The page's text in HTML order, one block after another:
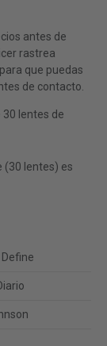
antes de
rastrea
que puedas
de contacto.
30 lentes de
(30 lentes) es